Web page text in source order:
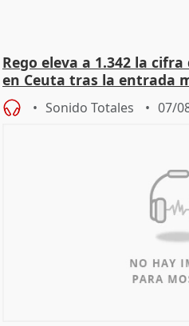
Rego eleva a 1.342 la
en Ceuta tras la entrada
Sonido Totales 07/